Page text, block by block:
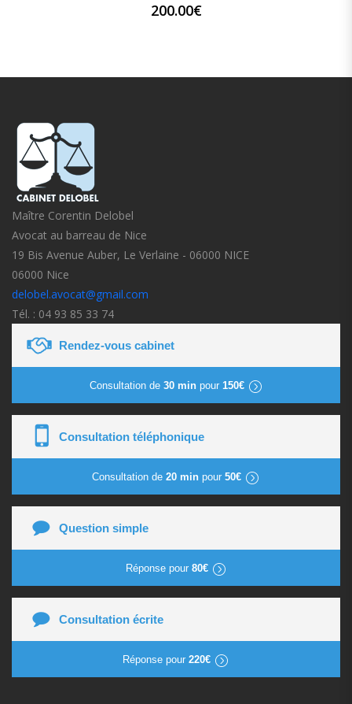
200.00€
Maître Corentin Delobel
Avocat au barreau de Nice
19 Bis Avenue Auber, Le Verlaine - 06000 NICE
06000 Nice
delobel.avocat@gmail.com
Tél. : 04 93 85 33 74
Rendez-vous cabinet
Consultation de 30 minpour 150€
Consultation téléphonique
Consultation de 20 min pour 50€
Question simple
Réponse pour 80€
Consultation écrite
Réponse pour 220€